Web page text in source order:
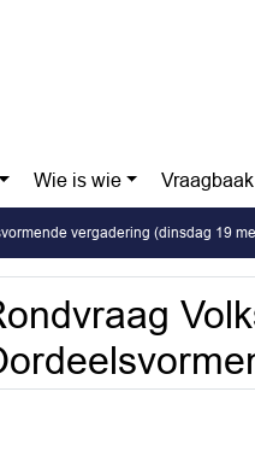
Wie is wie Vraagbaak
vergadering (dinsdag 19